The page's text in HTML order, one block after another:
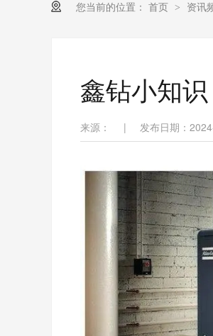
您当前的位置： 首页 > 资讯
鑫钻小知
来源： | 发布日期：